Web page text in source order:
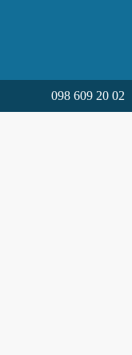
098 609 20 02